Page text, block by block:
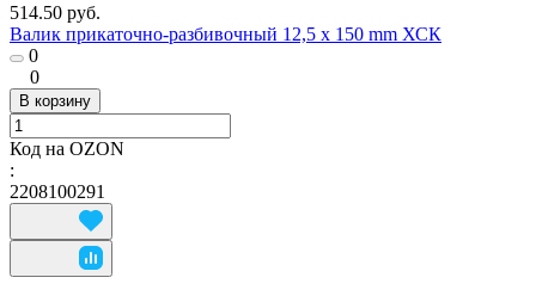
514.50 руб.
Валик прикаточно-разбивочный 12,5 х 150 mm ХСК
0
0
В корзину
Код на OZON
:
2208100291